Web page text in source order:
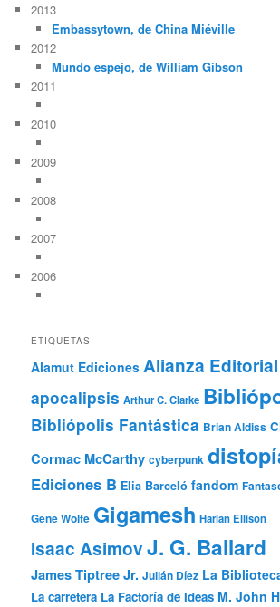
2013
Embassytown, de China Miéville
2012
Mundo espejo, de William Gibson
2011
2010
2009
2008
2007
2006
ETIQUETAS
Alamut Ediciones Alianza Editorial
apocalipsis Arthur C. Clarke
Bibliópolis Fantástica Brian Aldiss
Cormac McCarthy cyberpunk
Ediciones B Elia Barceló fandom
Gene Wolfe Gigamesh Harlan Ellison
Isaac AsimovJ. G. Ballard
James Tiptree Jr. Julián Díez La
La carretera La Factoría de Ideas M. John